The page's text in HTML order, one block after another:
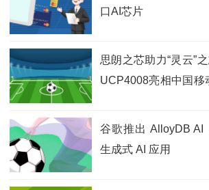
口AI芯片
思朗之芯助力“灵云”
UCP4008亮相中国移
谷歌推出 AlloyDB AI
生成式 AI 应用